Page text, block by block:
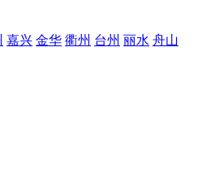
嘉兴 金华 衢州 台州 丽水 舟山